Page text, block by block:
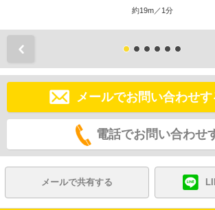
約19m／1分
メールでお問い合わせ
電話でお問い合わせ
メールで共有する